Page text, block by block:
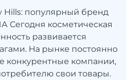
Hills: популярный бренд
Сегодня косметическая
развивается
На рынке постоянно
конкурентные компании,
свои товары.